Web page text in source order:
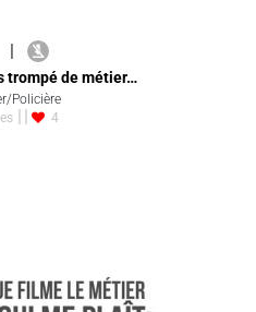
|
trompé de métier…
Policière
4